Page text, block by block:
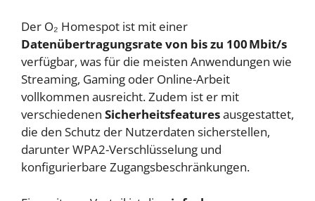
Der O₂ Homespot ist mit einer
Datenübertragungsrate von bis zu 100 Mbit/s
verfügbar, was für die meisten Anwendungen wie
Streaming, Gaming oder Online-Arbeit
vollkommen ausreicht. Zudem ist er mit
verschiedenen Sicherheitsfeaturesausgestattet,
die den Schutz der Nutzerdaten sicherstellen,
darunter WPA2-Verschlüsselung und
konfigurierbare Zugangsbeschränkungen.